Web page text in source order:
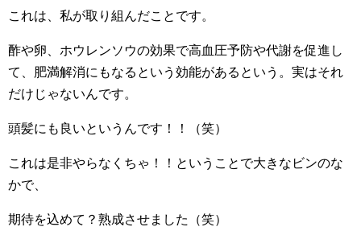
これは、私が取り組んだことです。
酢や卵、ホウレンソウの効果で高血圧予防や代謝を促進し
て、肥満解消にもなるという効能があるという。実はそれ
だけじゃないんです。
頭髪にも良いというんです！！（笑）
これは是非やらなくちゃ！！ということで大きなビンのな
かで、
期待を込めて？熟成させました（笑）